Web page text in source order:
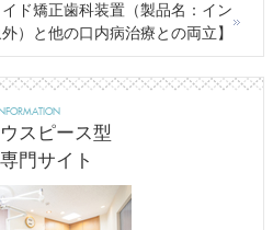
ド矯正歯科装置（製品名：イン
）と他の口内病治療との両立】
INFORMATION
スピース型
門サイト